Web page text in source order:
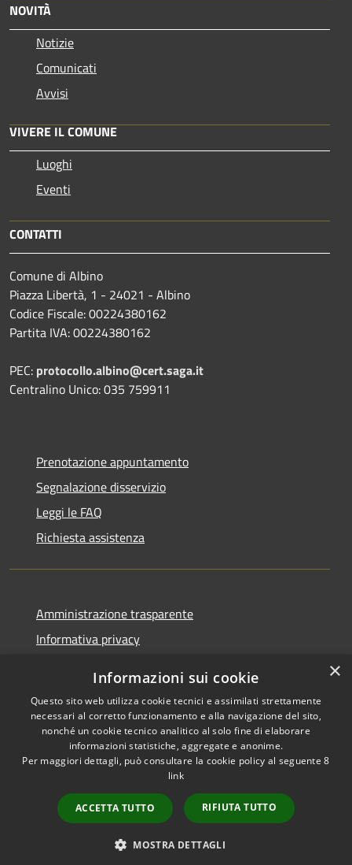
NOVITÀ
Notizie
Comunicati
Avvisi
VIVERE IL COMUNE
Luoghi
Eventi
CONTATTI
Comune di Albino
Piazza Libertà, 1 - 24021 - Albino
Codice Fiscale: 00224380162
Partita IVA: 00224380162
PEC: protocollo.albino@cert.saga.it
Centralino Unico: 035 759911
Prenotazione appuntamento
Segnalazione disservizio
Leggi le FAQ
Richiesta assistenza
Amministrazione trasparente
Informativa privacy
Dichiarazione di accessibilità
RSS
Copyright © 2026 • Comune di
Municipium•
Accesso
redazione
×
Informazioni sui cookie
Questo sito web utilizza cookie tecnici e assimilati strettamente
necessari al corretto funzionamento e alla navigazione del sito,
nonché un cookie tecnico analitico al solo fine di elaborare
informazioni statistiche, aggregate e anonime.
Per maggiori dettagli, può consultare la cookie policy al seguente8
link
ACCETTA TUTTO RIFIUTA TUTTO
MOSTRA DETTAGLI